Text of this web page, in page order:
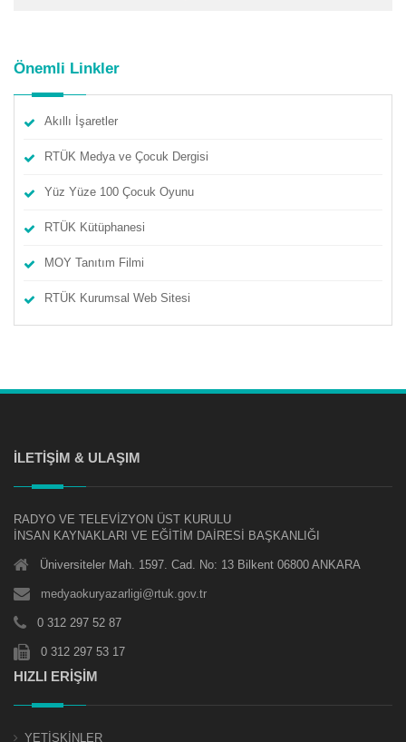
Önemli Linkler
Akıllı İşaretler
RTÜK Medya ve Çocuk Dergisi
Yüz Yüze 100 Çocuk Oyunu
RTÜK Kütüphanesi
MOY Tanıtım Filmi
RTÜK Kurumsal Web Sitesi
İLETİŞİM & ULAŞIM
RADYO VE TELEVİZYON ÜST KURULU
İNSAN KAYNAKLARI VE EĞİTİM DAİRESİ BAŞKANLIĞI
Üniversiteler Mah. 1597. Cad. No: 13 Bilkent 06800 ANKARA
medyaokuryazarligi@rtuk.gov.tr
0 312 297 52 87
0 312 297 53 17
HIZLI ERİŞİM
YETİŞKİNLER